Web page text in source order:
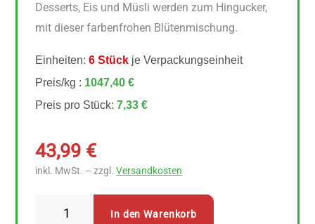
Desserts, Eis und Müsli werden zum Hingucker,
mit dieser farbenfrohen Blütenmischung.
Einheiten:6 Stück je Verpackungseinheit
Preis/kg : 1047,40 €
Preis pro Stück:7,33 €
43,99 €
inkl. MwSt. – zzgl.Versandkosten
In den Warenkorb